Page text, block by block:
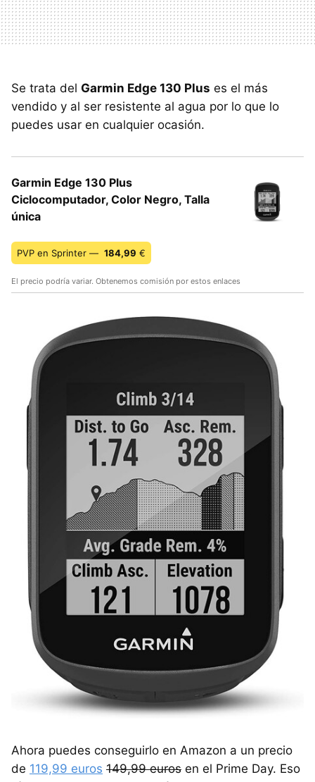
Se trata del Garmin Edge 130 Plus es el más
vendido y al ser resistente al agua por lo que lo
puedes usar en cualquier ocasión.
Garmin Edge 130 Plus
Ciclocomputador, Color Negro, Talla
única
PVP en Sprinter — 184,99 €
El precio podría variar. Obtenemos comisión por estos enlaces
Ahora puedes conseguirlo en Amazon a un precio
de 119,99 euros 149,99 euros en el Prime Day. Eso